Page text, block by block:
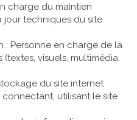
charge du maintien
jour techniques du site
: Personne en charge de la
visuels, multimédia,
du site internet
connectant, utilisant le site